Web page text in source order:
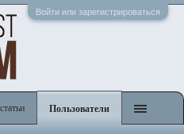
Войти или зарегистрироваться
Пользователи